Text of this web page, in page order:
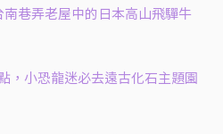
巷弄老屋中的日本高山飛驒牛
，小恐龍迷必去遠古化石主題園